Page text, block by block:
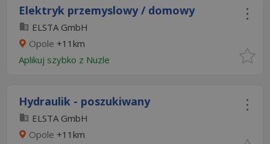
Elektryk przemyslowy / domowy
ELSTA GmbH
Opole +11km
Aplikuj szybko z Nuzle
Hydraulik - poszukiwany
ELSTA GmbH
Opole +11km